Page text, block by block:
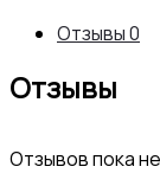
Отзывы0
Отзывы
Отзывов пока